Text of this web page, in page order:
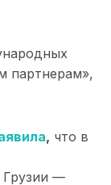
партнерам»,
, что в
Грузии —